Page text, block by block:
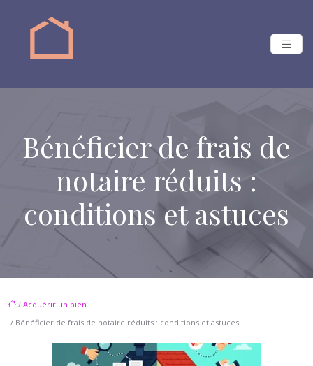
Bénéficier de frais de
notaire réduits :
conditions et astuces
/ Acquérir un bien
/ Bénéficier de frais de notaire réduits : conditions et astuces